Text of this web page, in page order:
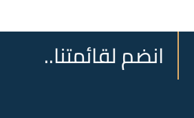
انضم لقائمتنا..